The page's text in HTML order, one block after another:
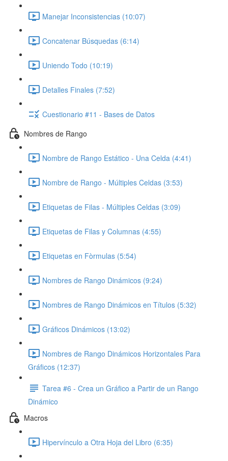
Manejar Inconsistencias (10:07)
Concatenar Búsquedas (6:14)
Uniendo Todo (10:19)
Detalles Finales (7:52)
Cuestionario #11 - Bases de Datos
Nombres de Rango
Nombre de Rango Estático - Una Celda (4:41)
Nombre de Rango - Múltiples Celdas (3:53)
Etiquetas de Filas - Múltiples Celdas (3:09)
Etiquetas de Filas y Columnas (4:55)
Etiquetas en Fòrmulas (5:54)
Nombres de Rango Dinámicos (9:24)
Nombres de Rango Dinámicos en Títulos (5:32)
Gráficos Dinámicos (13:02)
Nombres de Rango Dinámicos Horizontales Para
Gráficos (12:37)
Tarea #6 - Crea un Gráfico a Partir de un Rango
Dinámico
Macros
Hipervínculo a Otra Hoja del Libro (6:35)